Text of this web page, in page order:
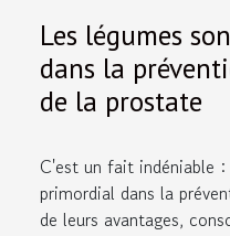
Les légumes
dans la
de la prostate
C'est un fait indéniable
primordial dans la
de leurs avantages,